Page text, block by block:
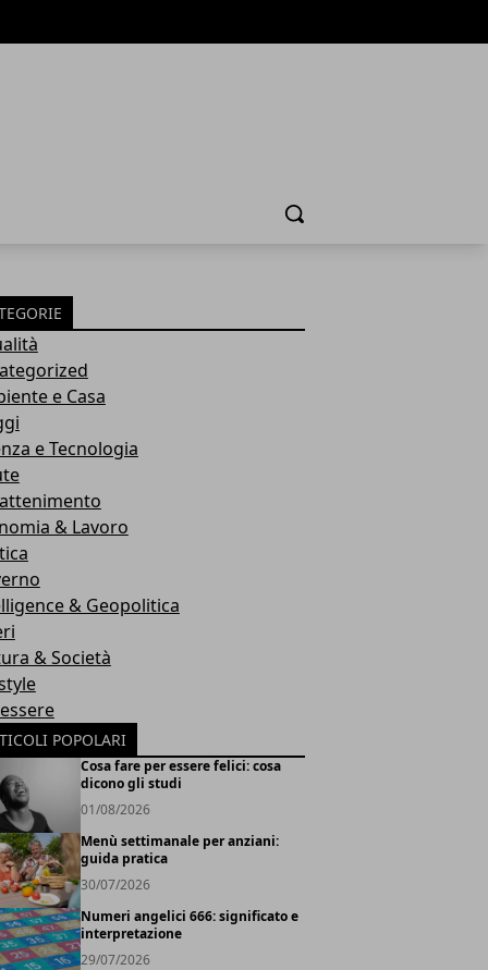
Cerca
e Casa
e Tecnologia
& Lavoro
& Geopolitica
& Società
POPOLARI
Cosa fare per essere felici: cosa
dicono gli studi
01/08/2026
Menù settimanale per anziani:
guida pratica
30/07/2026
Numeri angelici 666: significato e
interpretazione
29/07/2026